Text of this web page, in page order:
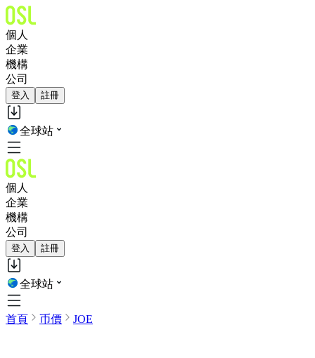
個人
企業
機構
公司
登入 註冊
全球站
個人
企業
機構
公司
登入 註冊
全球站
首頁 币價 JOE